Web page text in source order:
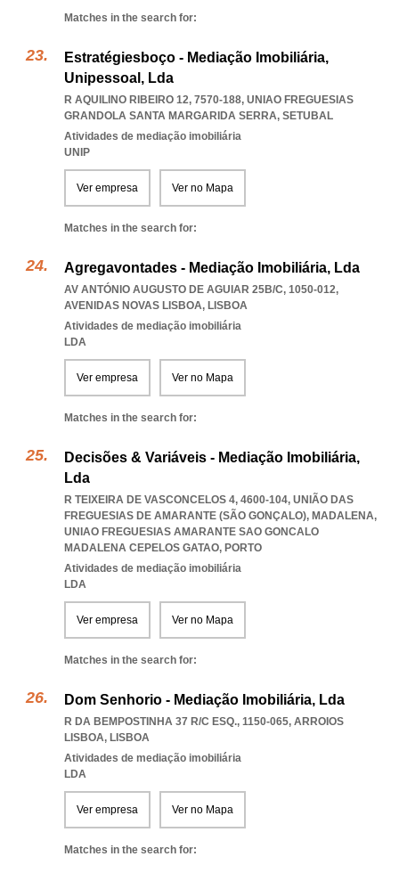
Matches in the search for:
Estratégiesboço - Mediação Imobiliária,
Unipessoal, Lda
R AQUILINO RIBEIRO 12, 7570-188, UNIAO FREGUESIAS
GRANDOLA SANTA MARGARIDA SERRA, SETUBAL
Atividades de mediação imobiliária
UNIP
Ver empresa Ver no Mapa
Matches in the search for:
Agregavontades - Mediação Imobiliária, Lda
AV ANTÓNIO AUGUSTO DE AGUIAR 25B/C, 1050-012,
AVENIDAS NOVAS LISBOA, LISBOA
Atividades de mediação imobiliária
LDA
Ver empresa Ver no Mapa
Matches in the search for:
Decisões & Variáveis - Mediação Imobiliária,
Lda
R TEIXEIRA DE VASCONCELOS 4, 4600-104, UNIÃO DAS
FREGUESIAS DE AMARANTE (SÃO GONÇALO), MADALENA,
UNIAO FREGUESIAS AMARANTE SAO GONCALO
MADALENA CEPELOS GATAO, PORTO
Atividades de mediação imobiliária
LDA
Ver empresa Ver no Mapa
Matches in the search for:
Dom Senhorio - Mediação Imobiliária, Lda
R DA BEMPOSTINHA 37 R/C ESQ., 1150-065, ARROIOS
LISBOA, LISBOA
Atividades de mediação imobiliária
LDA
Ver empresa Ver no Mapa
Matches in the search for: